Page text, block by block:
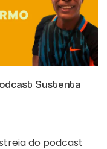
Sustenta
do podcast